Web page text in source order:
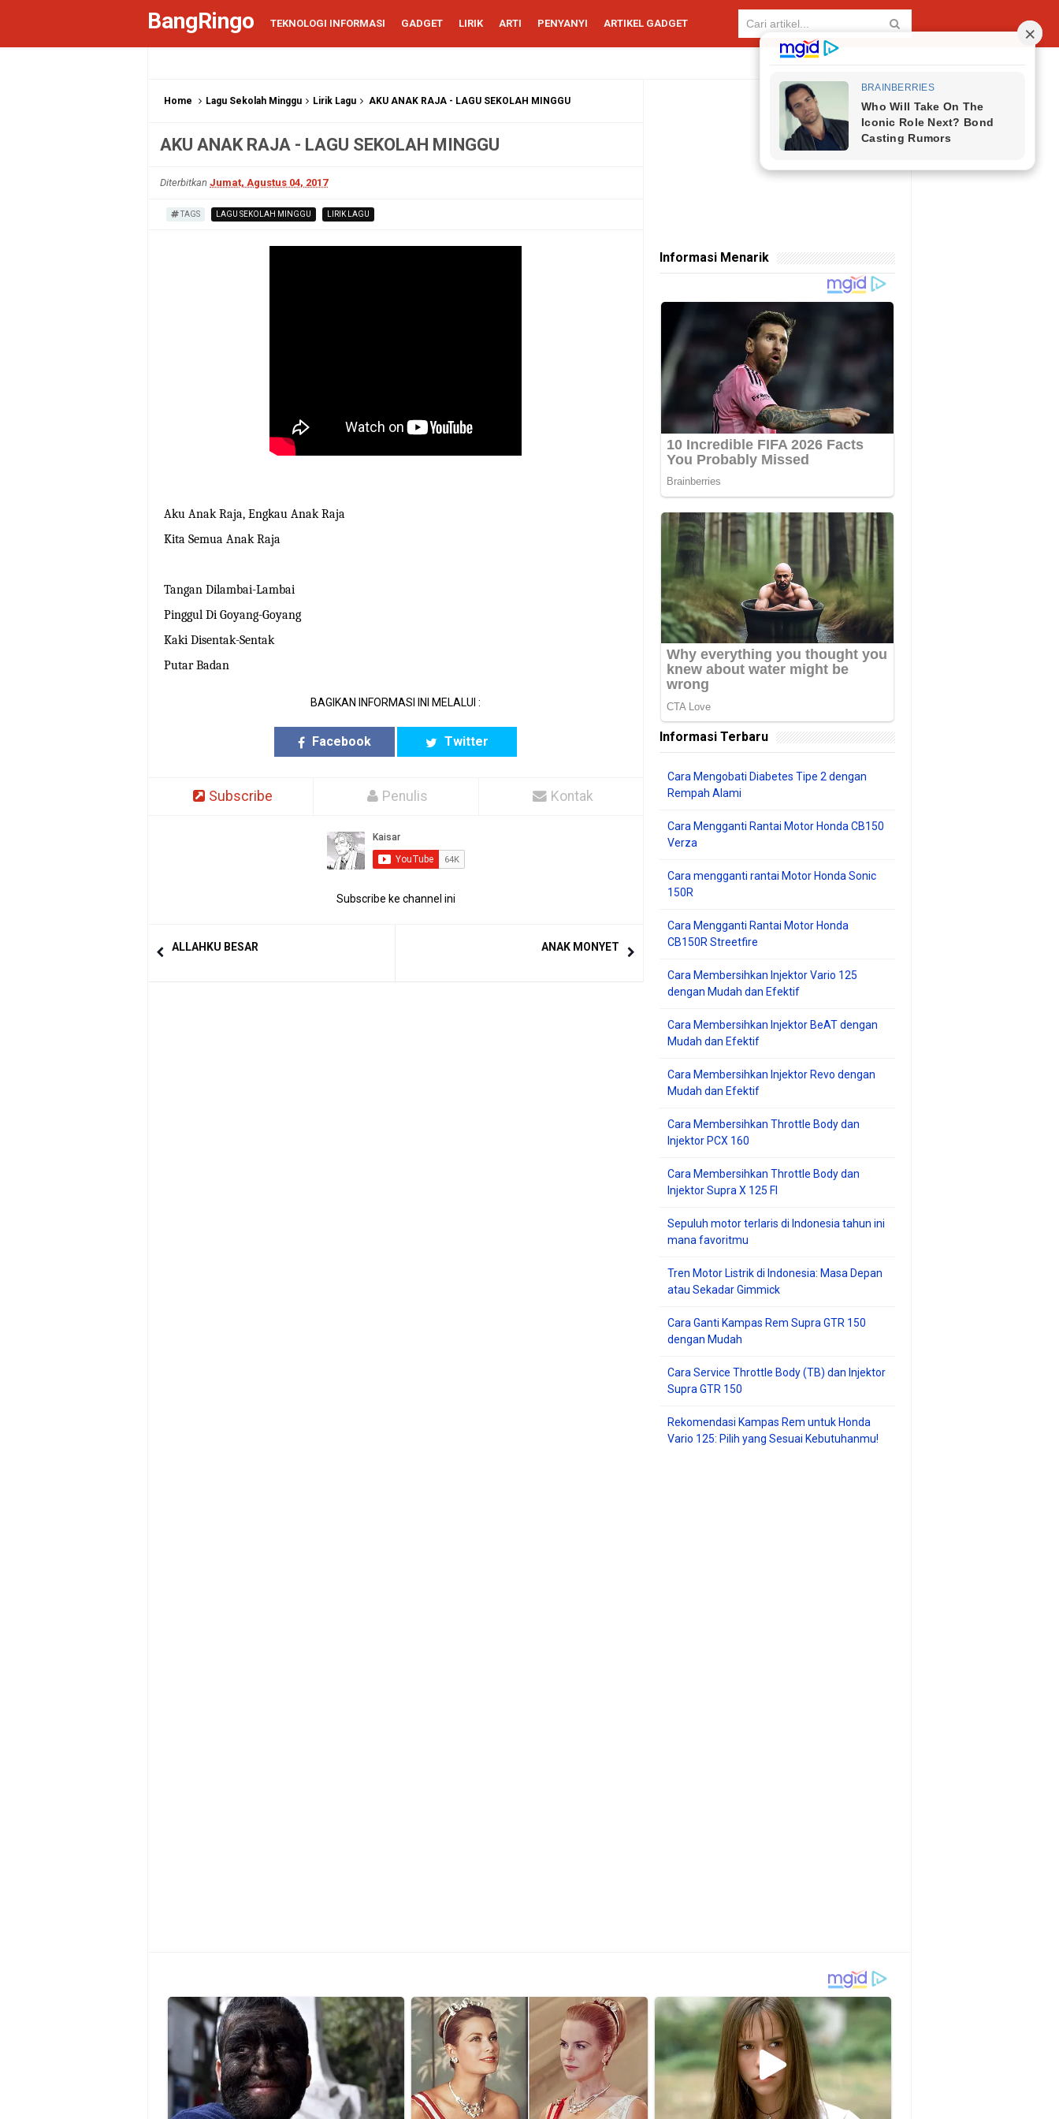
BangRingo TEKNOLOGI INFORMASI GADGET LIRIK ARTI PENYANYI ARTIKEL GADGET
Home Lagu Sekolah Minggu Lirik Lagu AKU ANAK RAJA - LAGU SEKOLAH MINGGU
AKU ANAK RAJA - LAGU SEKOLAH MINGGU
Diterbitkan Jumat, Agustus 04, 2017
TAGS LAGU SEKOLAH MINGGU LIRIK LAGU
Aku Anak Raja, Engkau Anak Raja
Kita Semua Anak Raja
Tangan Dilambai-Lambai
Pinggul Di Goyang-Goyang
Kaki Disentak-Sentak
Putar Badan
BAGIKAN INFORMASI INI MELALUI :
Facebook Twitter
Subscribe Penulis Kontak
Subscribe ke channel ini
ALLAHKU BESAR ANAK MONYET
Informasi Menarik
Informasi Terbaru
Cara Mengobati Diabetes Tipe 2 dengan
Rempah Alami
Cara Mengganti Rantai Motor Honda CB150
Verza
Cara mengganti rantai Motor Honda Sonic
150R
Cara Mengganti Rantai Motor Honda
CB150R Streetfire
Cara Membersihkan Injektor Vario 125
dengan Mudah dan Efektif
Cara Membersihkan Injektor BeAT dengan
Mudah dan Efektif
Cara Membersihkan Injektor Revo dengan
Mudah dan Efektif
Cara Membersihkan Throttle Body dan
Injektor PCX 160
Cara Membersihkan Throttle Body dan
Injektor Supra X 125 FI
Sepuluh motor terlaris di Indonesia tahun ini
mana favoritmu
Tren Motor Listrik di Indonesia: Masa Depan
atau Sekadar Gimmick
Cara Ganti Kampas Rem Supra GTR 150
dengan Mudah
Cara Service Throttle Body (TB) dan Injektor
Supra GTR 150
Rekomendasi Kampas Rem untuk Honda
Vario 125: Pilih yang Sesuai Kebutuhanmu!